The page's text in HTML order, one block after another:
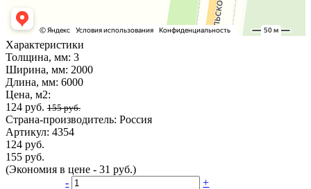
Характеристики
Толщина, мм: 3
Ширина, мм: 2000
Длина, мм: 6000
Цена, м2:
124 руб. 155 руб.
Страна-производитель: Россия
Артикул: 4354
124 руб.
155 руб.
(Экономия в цене - 31 руб.)
-
+